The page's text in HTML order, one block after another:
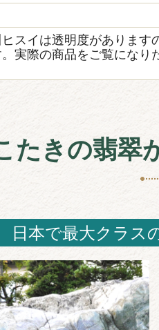
スイは透明度があります
実際の商品をご覧になり
たきの翡翠
日本で最大クラス